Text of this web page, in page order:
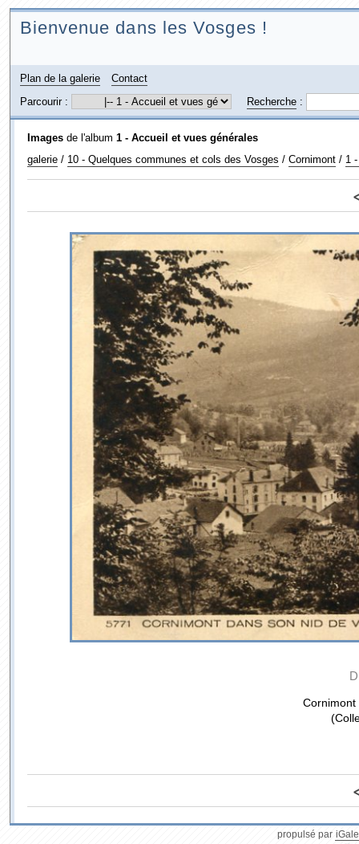
Bienvenue dans les Vosges !
Plan de la galerie
Contact
Parcourir :
Recherche:
Imagesde l'album 1 - Accueil et vues générales
galerie/ 10 - Quelques communes et cols des Vosges / Cornimont/ 1
propulsé par